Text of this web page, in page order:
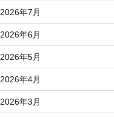
2026年7月
2026年6月
2026年5月
2026年4月
2026年3月